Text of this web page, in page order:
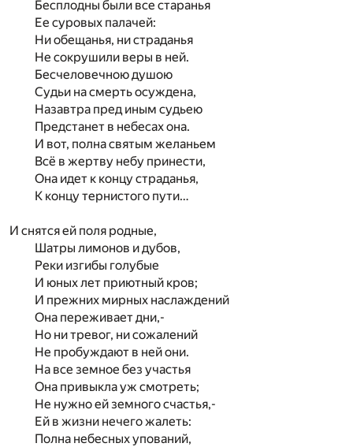
Бесплодны были все старанья
Ее суровых палачей:
Ни обещанья, ни страданья
Не сокрушили веры в ней.
Бесчеловечною душою
Судьи на смерть осуждена,
Назавтра пред иным судьею
Предстанет в небесах она.
И вот, полна святым желаньем
Всё в жертву небу принести,
Она идет к концу страданья,
К концу тернистого пути…
И снятся ей поля родные,
Шатры лимонов и дубов,
Реки изгибы голубые
И юных лет приютный кров;
И прежних мирных наслаждений
Она переживает дни,-
Но ни тревог, ни сожалений
Не пробуждают в ней они.
На все земное без участья
Она привыкла уж смотреть;
Не нужно ей земного счастья,-
Ей в жизни нечего жалеть:
Полна небесных упований,